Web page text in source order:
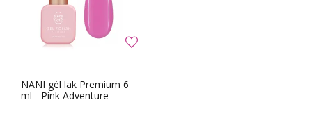
NANI gél lak Premium 6
ml - Pink Adventure